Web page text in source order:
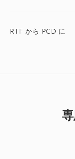
RTF から PCD に